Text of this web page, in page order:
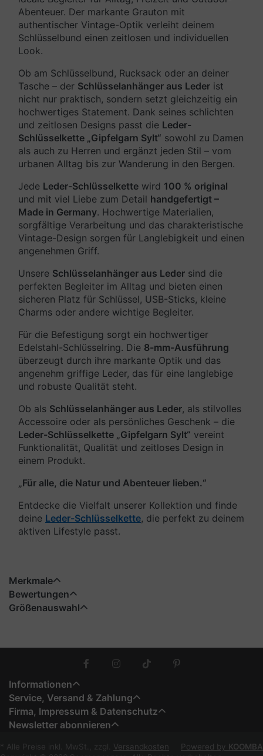
Abenteuer. Der markante Grauton mit
authentischer Vintage-Optik verleiht deinem
Schlüsselbund einen zeitlosen und individuellen
Look.
Ob am Schlüsselbund, Rucksack oder an deiner
Tasche – der Schlüsselanhänger aus Leder ist
nicht nur praktisch, sondern setzt gleichzeitig ein
hochwertiges Statement. Dank seines schlichten
und zeitlosen Designs passt die Leder-
Schlüsselkette „Gipfelgarn Sylt“ sowohl zu Damen
als auch zu Herren und ergänzt jeden Stil – vom
urbanen Alltag bis zur Wanderung in den Bergen.
Jede Leder-Schlüsselkette wird 100 % original
und mit viel Liebe zum Detail handgefertigt –
Made in Germany. Hochwertige Materialien,
sorgfältige Verarbeitung und das charakteristische
Vintage-Design sorgen für Langlebigkeit und einen
angenehmen Griff.
Unsere Schlüsselanhänger aus Leder sind die
perfekten Begleiter im Alltag und bieten einen
sicheren Platz für Schlüssel, USB-Sticks, kleine
Charms oder andere wichtige Begleiter.
Für die Befestigung sorgt ein hochwertiger
Edelstahl-Schlüsselring. Die 8-mm-Ausführung
überzeugt durch ihre markante Optik und das
angenehm griffige Leder, das für eine langlebige
und robuste Qualität steht.
Ob als Schlüsselanhänger aus Leder, als stilvolles
Accessoire oder als persönliches Geschenk – die
Leder-Schlüsselkette „Gipfelgarn Sylt“ vereint
Funktionalität, Qualität und zeitloses Design in
einem Produkt.
„Für alle, die Natur und Abenteuer lieben.“
Entdecke die Vielfalt unserer Kollektion und finde
deine Leder-Schlüsselkette, die perfekt zu deinem
aktiven Lifestyle passt.
Merkmale
Bewertungen
Größenauswahl
Informationen
Service, Versand & Zahlung
Firma, Impressum & Datenschutz
Newsletter abonnieren
* Alle Preise inkl. MwSt., zzgl. Versandkosten Powered by KOOMBA